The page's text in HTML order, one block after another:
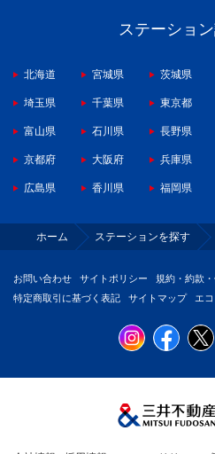
ステーショ
北海道 宮城県 茨城県
埼玉県 千葉県 東京都
富山県 石川県 長野県
京都府 大阪府 兵庫県
広島県 香川県 福岡県
ホーム ステーションを探す
お問い合わせ サイトポリシー
規約・約款
特定商取引に基づく表記
サイトマップ エ